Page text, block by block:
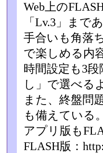
Web上の
「Lv.3」­まであ
手合いも角落
で楽しめる内
時間設定も3
し」で選べる
また、終盤問
も備えている。
アプリ版も
FLASH版：